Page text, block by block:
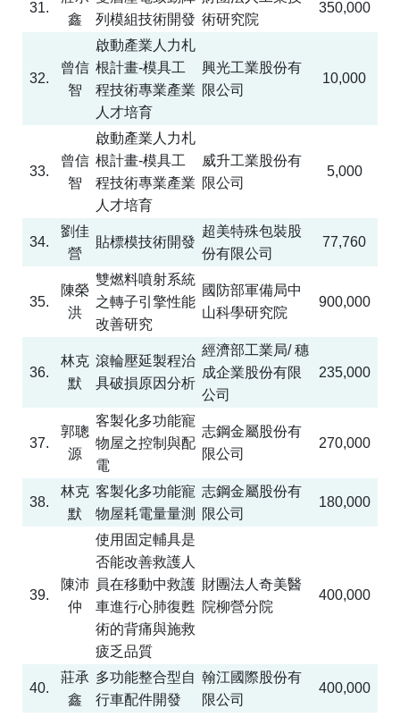
31.
鑫
列模組技術開發 術研究院
350,000
32.
曾信
智
啟動產業人力札
根計畫-模具工
程技術專業產業
人才培育
興光工業股份有
限公司
10,000
33.
曾信
智
啟動產業人力札
根計畫-模具工
程技術專業產業
人才培育
威升工業股份有
限公司
5,000
34.
劉佳
營
貼標模技術開發
超美特殊包裝股
份有限公司
77,760
35.
陳榮
洪
雙燃料噴射系統
之轉子引擎性能
改善研究
國防部軍備局中
山科學研究院
900,000
36.
林克
默
滾輪壓延製程治
具破損原因分析
經濟部工業局/穗
成企業股份有限
公司
235,000
37.
郭聰
源
客製化多功能寵
物屋之控制與配
電
志鋼金屬股份有
限公司
270,000
38.
林克
默
客製化多功能寵
物屋耗電量量測
志鋼金屬股份有
限公司
180,000
39.
陳沛
仲
使用固定輔具是
否能改善救護人
員在移動中救護
車進行心肺復甦
術的背痛與施救
疲乏品質
財團法人奇美醫
院柳營分院
400,000
40.
莊承
鑫
多功能整合型自
行車配件開發
翰江國際股份有
限公司
400,000